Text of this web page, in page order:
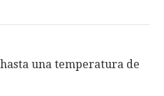
una temperatura de